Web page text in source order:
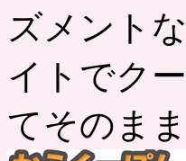
ズメント
イトでク
てそのま